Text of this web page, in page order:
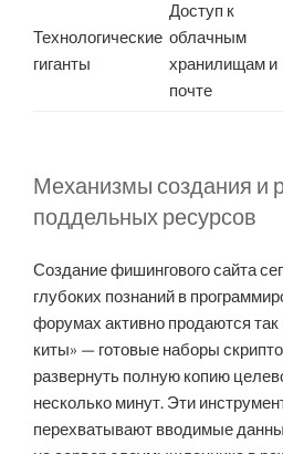
Технологические
гиганты
Доступ к
облачным
хранилищам и
почте
Механизмы создания и
поддельных ресурсов
Создание фишингового сайта
глубоких познаний в
форумах активно продаются
киты» — готовые наборы
развернуть полную копию
несколько минут. Эти
перехватывают вводимые